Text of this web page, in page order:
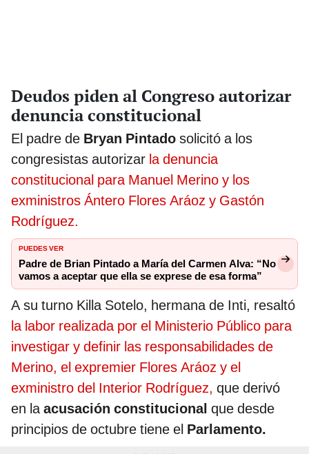
Deudos piden al Congreso autorizar
denuncia constitucional
El padre de Bryan Pintado solicitó a los
congresistas autorizar la denuncia
constitucional para Manuel Merino y los
exministros Ántero Flores Aráoz y Gastón
Rodríguez.
PUEDES VER
Padre de Brian Pintado a María del Carmen Alva: “No
vamos a aceptar que ella se exprese de esa forma”
A su turno Killa Sotelo, hermana de Inti, resaltó
la labor realizada por el Ministerio Público para
investigar y definir las responsabilidades de
Merino, el expremier Flores Aráoz y el
exministro del Interior Rodríguez, que derivó
en laacusación constitucional que desde
principios de octubre tiene el Parlamento.